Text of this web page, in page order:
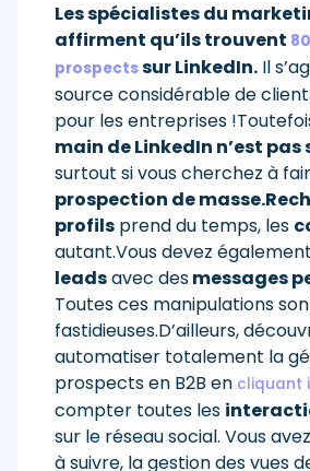
Les spécialistes du
affirment qu’ils trouvent
prospectssur LinkedIn. Il
source considérable de
pour les entreprises
main de LinkedIn n’est pas
surtout si vous cherchez à
prospection de masse.
profils prend du temps, les
autant.Vous devez également
leadsavec desmessages
Toutes ces manipulations
fastidieuses.D’ailleurs,
automatiser totalement la
prospects en B2B en cliquant
compter toutes les
sur le réseau social. Vous
à suivre, la gestion des vues